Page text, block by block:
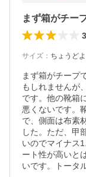
3
サイズ ： ちょうど
まず箱がチープ
もしれませんが
です。他の靴箱
悪くないです。
で、側面は布素
した。ただ、甲
いのでマイナス
ート性が高いと
いです。トータ